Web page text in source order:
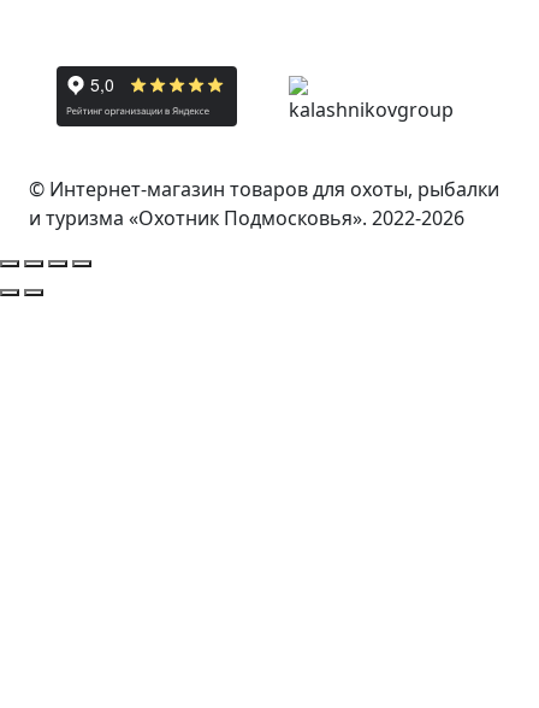
© Интернет-магазин товаров для охоты, рыбалки
и туризма «Охотник Подмосковья». 2022-2026